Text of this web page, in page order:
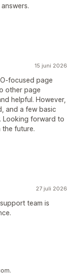
15 juni 2026
focused page
other page
helpful. However,
and a few basic
Looking forward to
the future.
27 juli 2026
team is